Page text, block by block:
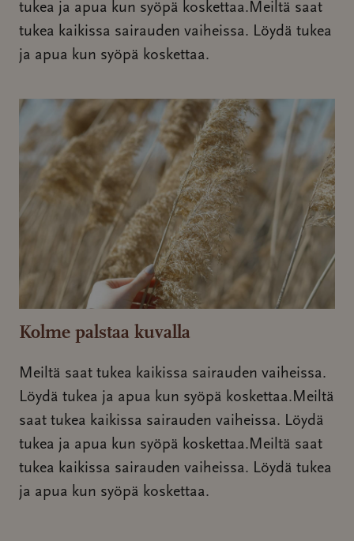
tukea ja apua kun syöpä koskettaa.Meiltä saat
tukea kaikissa sairauden vaiheissa. Löydä tukea
ja apua kun syöpä koskettaa.
Kolme palstaa kuvalla
Meiltä saat tukea kaikissa sairauden vaiheissa.
Löydä tukea ja apua kun syöpä koskettaa.Meiltä
saat tukea kaikissa sairauden vaiheissa. Löydä
tukea ja apua kun syöpä koskettaa.Meiltä saat
tukea kaikissa sairauden vaiheissa. Löydä tukea
ja apua kun syöpä koskettaa.